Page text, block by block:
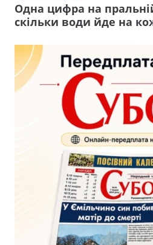
Одна цифра на
скільки води йде на